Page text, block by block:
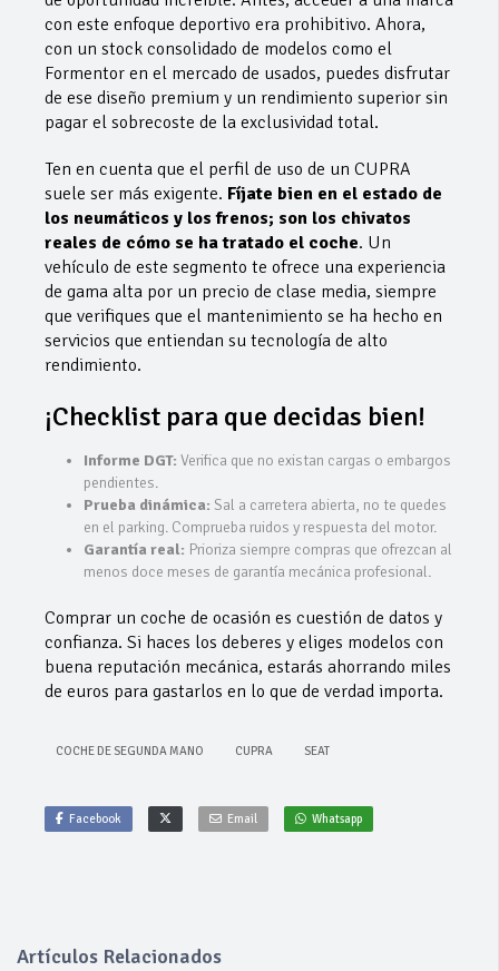
con este enfoque deportivo era prohibitivo. Ahora,
con un stock consolidado de modelos como el
Formentor en el mercado de usados, puedes disfrutar
de ese diseño premium y un rendimiento superior sin
pagar el sobrecoste de la exclusividad total.
​Ten en cuenta que el perfil de uso de un CUPRA
suele ser más exigente. Fíjate bien en el estado de
los neumáticos y los frenos; son los chivatos
reales de cómo se ha tratado el coche. Un
vehículo de este segmento te ofrece una experiencia
de gama alta por un precio de clase media, siempre
que verifiques que el mantenimiento se ha hecho en
servicios que entiendan su tecnología de alto
rendimiento.
¡​Checklist para que decidas bien!
Informe DGT: Verifica que no existan cargas o embargos
pendientes.
Prueba dinámica: Sal a carretera abierta, no te quedes
en el parking. Comprueba ruidos y respuesta del motor.
Garantía real: Prioriza siempre compras que ofrezcan al
menos doce meses de garantía mecánica profesional.
​Comprar un coche de ocasión es cuestión de datos y
confianza. Si haces los deberes y eliges modelos con
buena reputación mecánica, estarás ahorrando miles
de euros para gastarlos en lo que de verdad importa.
COCHE DE SEGUNDA MANO CUPRA SEAT
Facebook Email Whatsapp
Artículos Relacionados